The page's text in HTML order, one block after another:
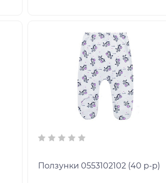
Ползунки 0553102102 (40 р-р)